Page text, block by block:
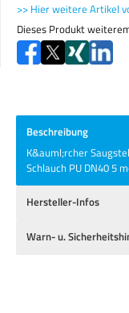
>> Hier weitere Artikel
Dieses Produkt
Beschreibung
K&auml;rcher
Schlauch PU DN40 5
Hersteller-Infos
Warn- u.